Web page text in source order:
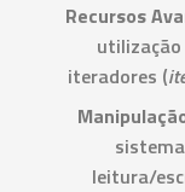
Recursos
iteradores (
leitura/